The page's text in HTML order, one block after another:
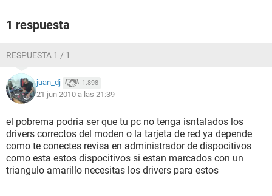
1 respuesta
RESPUESTA 1 / 1
juan_dj 1.898
21 jun 2010 a las 21:39
el pobrema podria ser que tu pc no tenga isntalados los
drivers correctos del moden o la tarjeta de red ya depende
como te conectes revisa en administrador de dispocitivos
como esta estos dispocitivos si estan marcados con un
triangulo amarillo necesitas los drivers para estos